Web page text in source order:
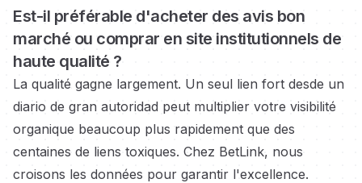
Est-il préférable d'acheter des avis bon
marché ou comprar en site institutionnels de
haute qualité ?
La qualité gagne largement. Un seul lien fort desde un
diario de gran autoridad peut multiplier votre visibilité
organique beaucoup plus rapidement que des
centaines de liens toxiques. Chez BetLink, nous
croisons les données pour garantir l'excellence.